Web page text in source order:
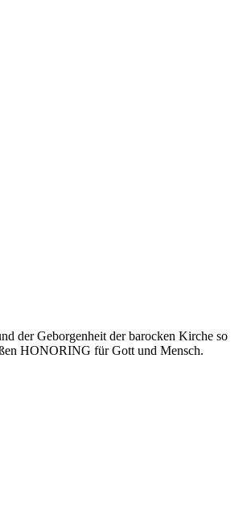
der Geborgenheit der barocken Kirche so
HONORING für Gott und Mensch.